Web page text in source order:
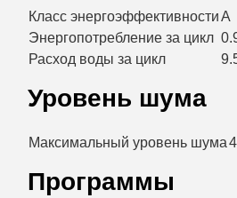
Класс энергоэффективностиA
Энергопотребление за цикл
Расход воды за цикл
Уровень шума
Максимальный уровень шума
Программы